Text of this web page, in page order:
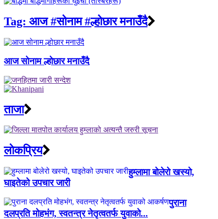
Tag: आज #सोनाम #ल्होछार मनाउँदै
आज सोनाम ल्होछार मनाउँदै
ताजा
लाेकप्रिय
हुम्लामा बोलेरो खस्यो,
घाइतेको उपचार जारी
पुराना
दलप्रति मोहभंग, स्वतन्त्र नेतृत्वतर्फ युवाको...